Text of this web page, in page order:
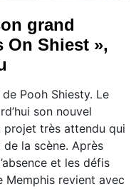
grand
On Shiest »,
Pooh Shiesty. Le
son nouvel
projet très attendu qui
la scène. Après
et les défis
Memphis revient avec